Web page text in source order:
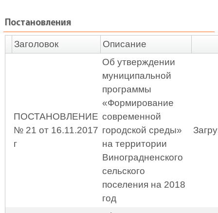
Постановления
Заголовок Описание
ПОСТАНОВЛЕНИЕ
№ 21 от 16.11.2017
г
Об утверждении
муниципальной
программы
«Формирование
современной
городской среды»
на территории
Виноградненского
сельского
поселения на 2018
год